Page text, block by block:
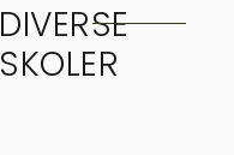
DIVERSE
SKOLER